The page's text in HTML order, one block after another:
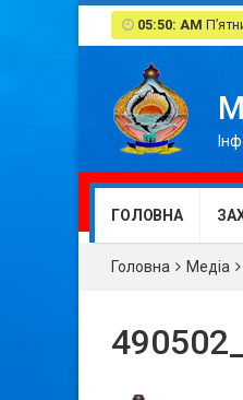
05:50: AM
ГОЛОВНА
Головна Медіа